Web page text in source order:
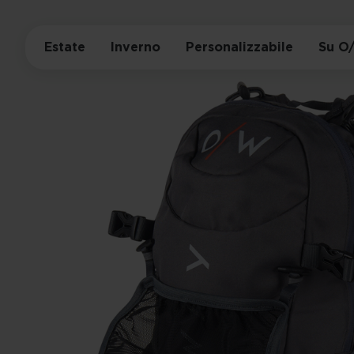
Estate Inverno Personalizzabile Su